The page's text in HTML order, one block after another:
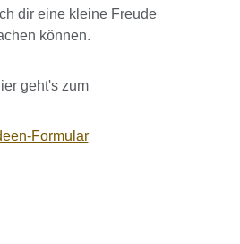
dir eine kleine Freude
können.
geht's zum
Formular